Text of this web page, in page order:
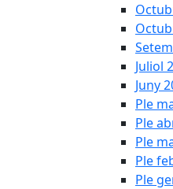
Juliol
Juny
Ple
Ple
Ple
Ple
Ple